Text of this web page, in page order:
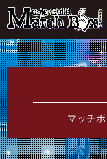
マッチ